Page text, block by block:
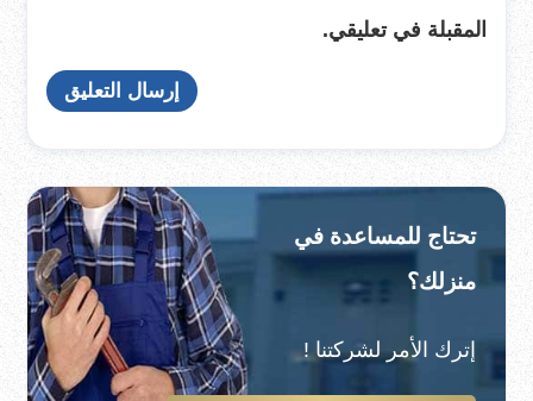
المقبلة في تعليقي.
تحتاج للمساعدة في
منزلك؟
إترك الأمر لشركتنا !